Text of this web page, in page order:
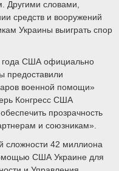
Другими словами,
средств и вооружений
Украины выиграть спор
года США официально
предоставили
военной помощи»
Конгресс США
прозрачность
и союзникам».
сложности 42 миллиона
США Украине для